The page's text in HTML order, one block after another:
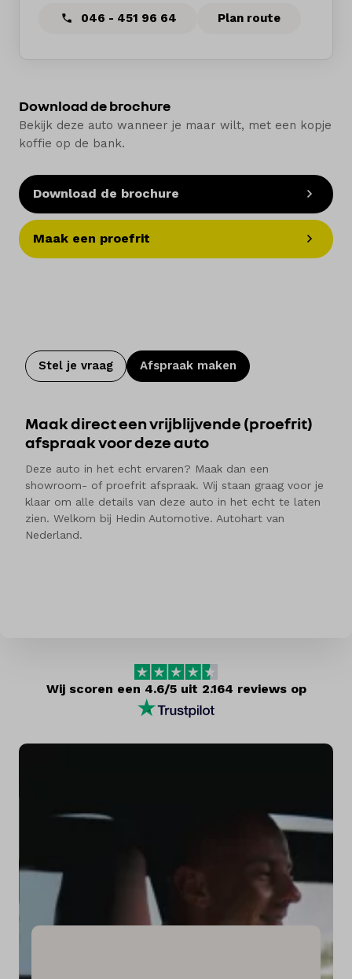
046 - 451 96 64 Plan route
Download de brochure
Bekijk deze auto wanneer je maar wilt, met een kopje
koffie op de bank.
Download de brochure
Maak een proefrit
Stel je vraag Afspraak maken
Maak direct een vrijblijvende (proefrit)
afspraak voor deze auto
Deze auto in het echt ervaren? Maak dan een
showroom- of proefrit afspraak. Wij staan graag voor je
klaar om alle details van deze auto in het echt te laten
zien. Welkom bij Hedin Automotive. Autohart van
Nederland.
Wij scoren een 4.6/5 uit 2.164 reviews op